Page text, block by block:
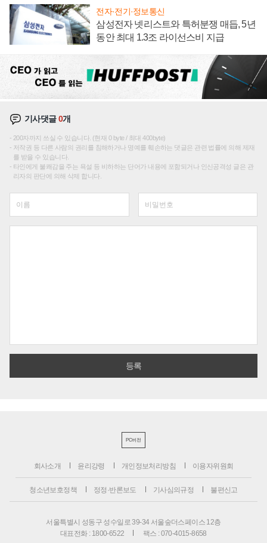
전자·전기·정보통신
삼성전자 넷리스트와 특허분쟁 매듭, 5년
동안 최대 1.3조 라이선스비 지급
기사댓글0개
200자까지 쓰실 수 있습니다. (현재 0 byte / 최대 400byte)
저작권 등 다른 사람의 권리를 침해하거나 명예를 훼손하는 댓글은 관련 법률에 의해 제재
를 받을 수 있습니다.
타인에게 불쾌감을 주는 욕설 등 비하하는 단어가 내용에 포함되거나 인신공격성 글은 관
리자의 판단에 의해 삭제 합니다.
PC버전
회사소개 윤리강령 개인정보처리방침 이용자위원회
청소년보호정책 정정·반론보도 기사심의규정 불편신고
서울특별시 성동구 성수일로 39-34 서울숲더스페이스 12층
대표전화 : 1800-6522
팩스 : 070-4015-8658